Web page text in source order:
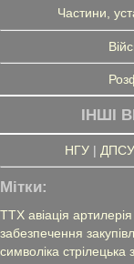
Частини,
ІНШІ
НГУ| ДПСУ
Мітки:
ТТХ авіація артилерія
забезпечення
символіка стрілецька